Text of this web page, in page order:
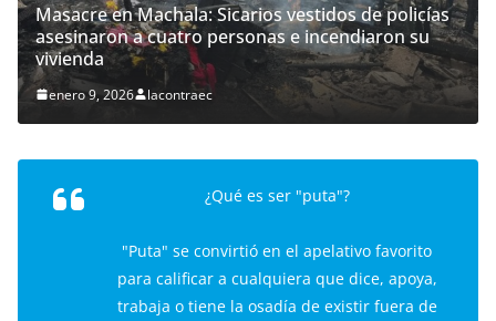
Masacre en Machala: Sicarios vestidos de policías
asesinaron a cuatro personas e incendiaron su
vivienda
enero 9, 2026 lacontraec
¿Qué es ser "puta"?
"Puta" se convirtió en el apelativo favorito
para calificar a cualquiera que dice, apoya,
trabaja o tiene la osadía de existir fuera de